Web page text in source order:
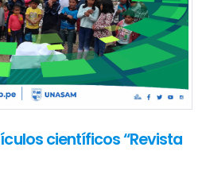
científicos “Revista